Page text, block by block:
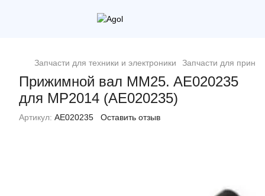
Запчасти для техники и электроники Запчасти для
Прижимной вал MM25. AE020235
для MP2014 (AE020235)
Артикул: AE020235 Оставить отзыв